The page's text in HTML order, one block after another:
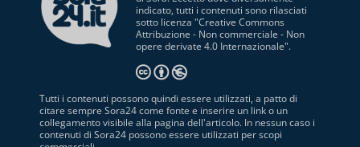
indicato, tutti i contenuti sono rilasciati
sotto licenza "Creative Commons
Attribuzione - Non commerciale - Non
opere derivate 4.0 Internazionale".
Tutti i contenuti possono quindi essere utilizzati, a patto di
citare sempre Sora24 come fonte e inserire un link o un
collegamento visibile alla pagina dell'articolo. In nessun caso i
contenuti di Sora24 possono essere utilizzati per scopi